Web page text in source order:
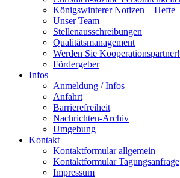
Königswinterer Notizen – Hefte
Unser Team
Stellenausschreibungen
Qualitätsmanagement
Werden Sie Kooperationspartner!
Fördergeber
Infos
Anmeldung / Infos
Anfahrt
Barrierefreiheit
Nachrichten-Archiv
Umgebung
Kontakt
Kontaktformular allgemein
Kontaktformular Tagungsanfrage
Impressum